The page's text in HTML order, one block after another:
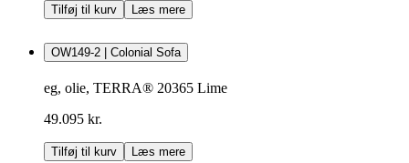
Tilføj til kurv Læs mere
OW149-2 | Colonial Sofa
eg, olie, TERRA® 20365 Lime
49.095 kr.
Tilføj til kurv Læs mere